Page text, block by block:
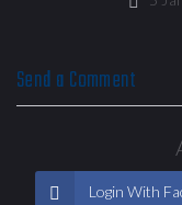
Send a Comment
Login With